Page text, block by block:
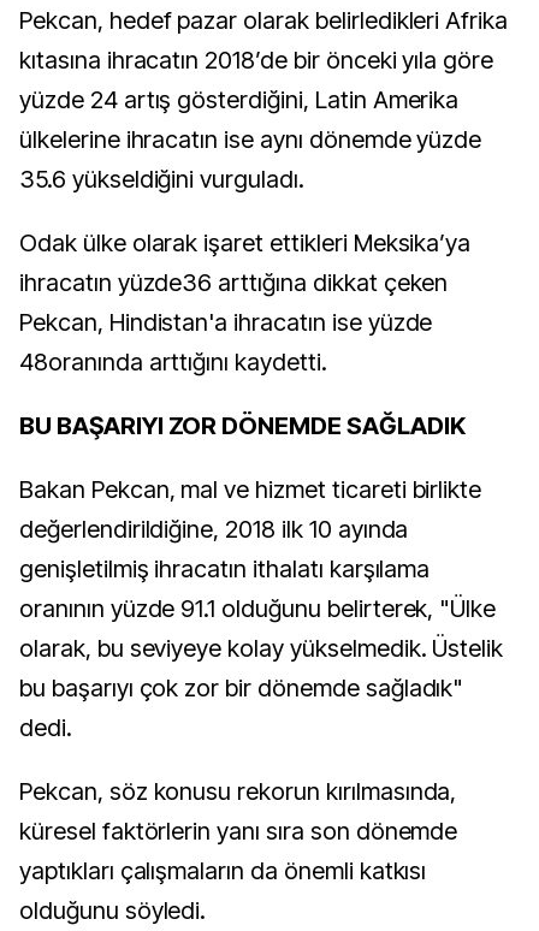
Pekcan, hedef pazar olarak belirledikleri Afrika
kıtasına ihracatın 2018’de bir önceki yıla göre
yüzde 24 artış gösterdiğini, Latin Amerika
ülkelerine ihracatın ise aynı dönemde yüzde
35.6 yükseldiğini vurguladı.
Odak ülke olarak işaret ettikleri Meksika’ya
ihracatın yüzde36 arttığına dikkat çeken
Pekcan, Hindistan'a ihracatın ise yüzde
48oranında arttığını kaydetti.
BU BAŞARIYI ZOR DÖNEMDE SAĞLADIK
Bakan Pekcan, mal ve hizmet ticareti birlikte
değerlendirildiğine, 2018 ilk 10 ayında
genişletilmiş ihracatın ithalatı karşılama
oranının yüzde 91.1 olduğunu belirterek, "Ülke
olarak, bu seviyeye kolay yükselmedik. Üstelik
bu başarıyı çok zor bir dönemde sağladık"
dedi.
Pekcan, söz konusu rekorun kırılmasında,
küresel faktörlerin yanı sıra son dönemde
yaptıkları çalışmaların da önemli katkısı
olduğunu söyledi.